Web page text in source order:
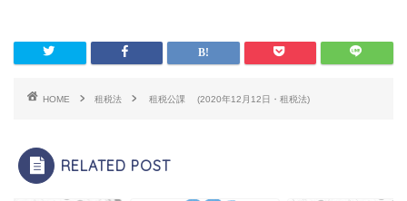
HOME 租税法 租税公課 (2020年12月12日・租税法)
RELATED POST